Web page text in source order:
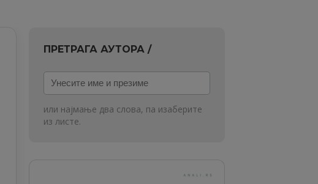
ПРЕТРАГА АУТОРА /
Унесите
име
и
презиме
или најмање два слова, па изаберите
из листе.